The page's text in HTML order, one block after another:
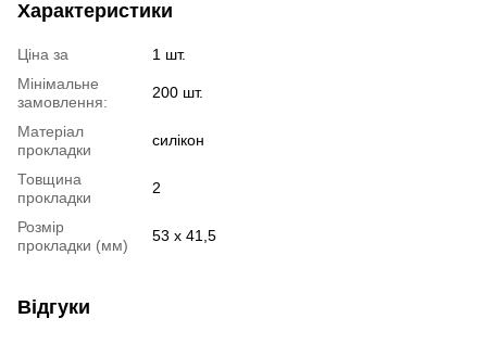
Характеристики
Ціна за
1 шт.
Мінімальне
замовлення:
200 шт.
Матеріал
прокладки
силікон
Товщина
прокладки
2
Розмір
прокладки (мм)
53 х 41,5
Відгуки